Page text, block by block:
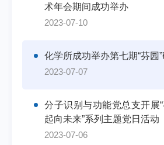
术年会期间成功举办
2023-07-10
化学所成功举办第七期“芬园
2023-07-07
分子识别与功能党总支开展
起向未来”系列主题党日活动
2023-07-06